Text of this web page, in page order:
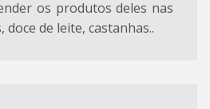
os produtos deles nas
doce de leite, castanhas..